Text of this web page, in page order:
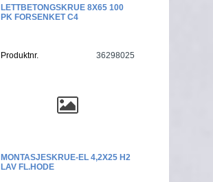
LETTBETONGSKRUE 8X65 100
PK FORSENKET C4
Produktnr. 36298025
MONTASJESKRUE-EL 4,2X25 H2
LAV FL.HODE